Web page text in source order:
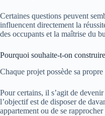
Certaines questions peuvent
influencent directement la
des occupants et la maîtrise du
Pourquoi souhaite-t-on
Chaque projet possède sa
Pour certains, il s’agit de
l’objectif est de disposer de
appartement ou de se